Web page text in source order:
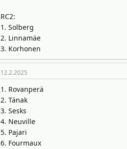
RC2:
1. Solberg
2. Linnamäe
3. Korhonen
12.2.2025
1. Rovanperä
2. Tänak
3. Sesks
4. Neuville
5. Pajari
6. Fourmaux